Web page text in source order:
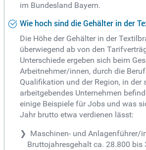
im Bundesland Bayern.
Wie hoch sind die Gehälter in der
Die Höhe der Gehälter in der
überwiegend ab von den
Unterschiede ergeben sich beim
Arbeitnehmer/innen, durch die
Qualifikation und der Region, in der
arbeitgebendes Unternehmen
einige Beispiele für Jobs und was
Jahr brutto etwa verdienen lässt:
Maschinen- und Anlagenführer/
Bruttojahresgehalt ca. 28.800 bis